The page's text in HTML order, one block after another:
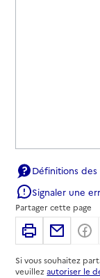
Définitions
Signaler une
Partager cette page
Imprimer
Si vous souhaitez
veuillezautoriser le